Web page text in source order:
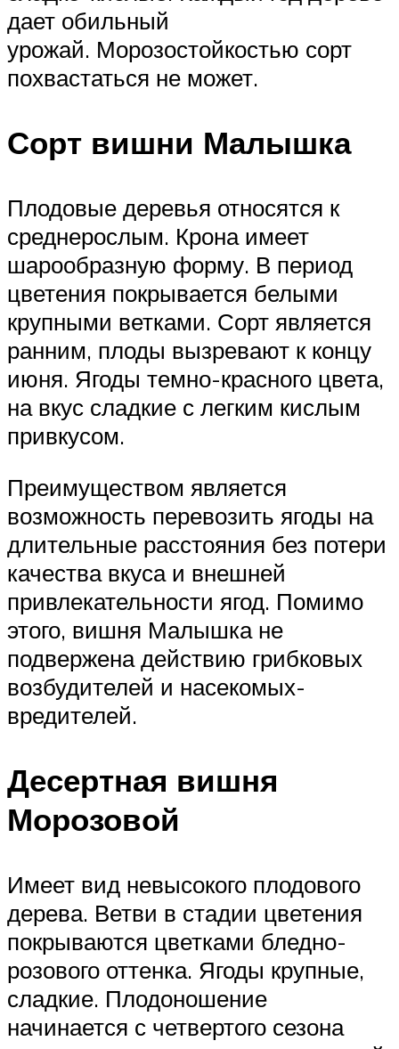
дает обильный
урожай. Морозостойкостью сорт
похвастаться не может.
Сорт вишни Малышка
Плодовые деревья относятся к
среднерослым. Крона имеет
шарообразную форму. В период
цветения покрывается белыми
крупными ветками. Сорт является
ранним, плоды вызревают к концу
июня. Ягоды темно-красного цвета,
на вкус сладкие с легким кислым
привкусом.
Преимуществом является
возможность перевозить ягоды на
длительные расстояния без потери
качества вкуса и внешней
привлекательности ягод. Помимо
этого, вишня Малышка не
подвержена действию грибковых
возбудителей и насекомых-
вредителей.
Десертная вишня
Морозовой
Имеет вид невысокого плодового
дерева. Ветви в стадии цветения
покрываются цветками бледно-
розового оттенка. Ягоды крупные,
сладкие. Плодоношение
начинается с четвертого сезона